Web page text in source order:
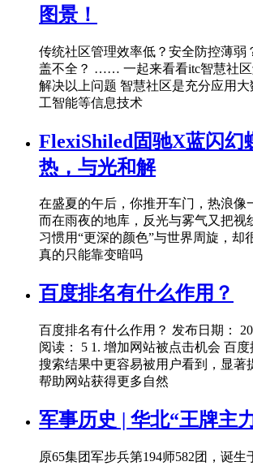
图景！
传统社区管理效率低？安全防控薄弱
盖不全？ …… 一起来看看itc智慧社
解决以上问题 智慧社区是充分应用大
工智能等信息技术
FlexiShiled固驰X蓝闪幻
热，与光和解
在盛夏的午后，你推开车门，热浪像
而在雨夜的地库，反光与雾气又把视
习惯用“更深的颜色”与世界周旋，却
真的只能靠变暗吗
百度排名有什么作用？
百度排名有什么作用？ 发布日期：
阅读： 5 1. 增加网站被点击机会 百
搜索结果中更容易被用户看到，显著
帮助网站获得更多自然
军事历史 | 华北“王牌主
原65集团军步兵第194师582团，诞生